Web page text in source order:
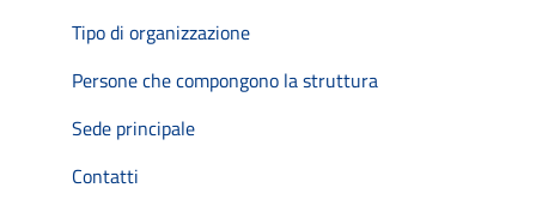
Tipo di organizzazione
Persone che compongono la struttura
Sede principale
Contatti